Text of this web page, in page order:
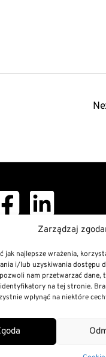
Zarządzaj
jak najlepsze wrażenia,
i/lub uzyskiwania dostępu
nam przetwarzać dane,
na tej stronie.
wpłynąć na niektóre
© 2026 Doctoral
Bulletin
of digital accessibility